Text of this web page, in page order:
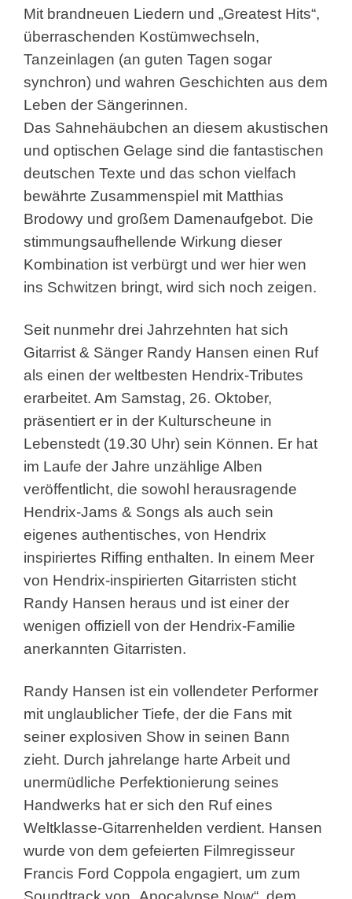
Mit brandneuen Liedern und „Greatest Hits“,
überraschenden Kostümwechseln,
Tanzeinlagen (an guten Tagen sogar
synchron) und wahren Geschichten aus dem
Leben der Sängerinnen.
Das Sahnehäubchen an diesem akustischen
und optischen Gelage sind die fantastischen
deutschen Texte und das schon vielfach
bewährte Zusammenspiel mit Matthias
Brodowy und großem Damenaufgebot. Die
stimmungsaufhellende Wirkung dieser
Kombination ist verbürgt und wer hier wen
ins Schwitzen bringt, wird sich noch zeigen.
Seit nunmehr drei Jahrzehnten hat sich
Gitarrist & Sänger Randy Hansen einen Ruf
als einen der weltbesten Hendrix-Tributes
erarbeitet. Am Samstag, 26. Oktober,
präsentiert er in der Kulturscheune in
Lebenstedt (19.30 Uhr) sein Können. Er hat
im Laufe der Jahre unzählige Alben
veröffentlicht, die sowohl herausragende
Hendrix-Jams & Songs als auch sein
eigenes authentisches, von Hendrix
inspiriertes Riffing enthalten. In einem Meer
von Hendrix-inspirierten Gitarristen sticht
Randy Hansen heraus und ist einer der
wenigen offiziell von der Hendrix-Familie
anerkannten Gitarristen.
Randy Hansen ist ein vollendeter Performer
mit unglaublicher Tiefe, der die Fans mit
seiner explosiven Show in seinen Bann
zieht. Durch jahrelange harte Arbeit und
unermüdliche Perfektionierung seines
Handwerks hat er sich den Ruf eines
Weltklasse-Gitarrenhelden verdient. Hansen
wurde von dem gefeierten Filmregisseur
Francis Ford Coppola engagiert, um zum